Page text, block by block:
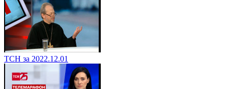
ТСН за 2022.12.01